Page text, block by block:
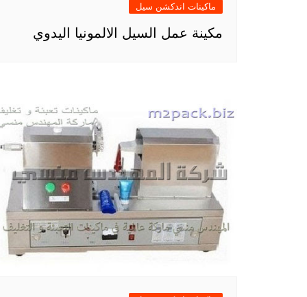
ماكينات اندكشن سيل
مكينة عمل السيل الالمونيا اليدوي